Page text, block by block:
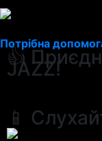
Потрібна
👍
JAZZ!
📱